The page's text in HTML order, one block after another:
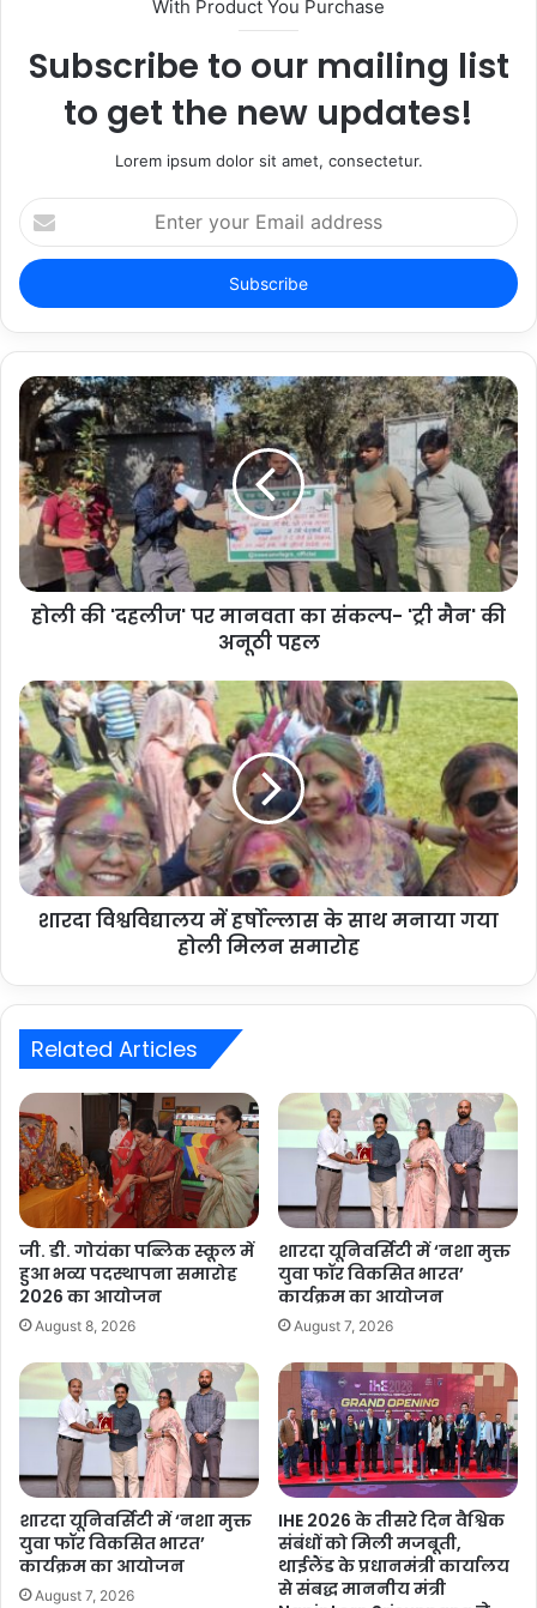
With Product You Purchase
Subscribe to our mailing list
to get the new updates!
Lorem ipsum dolor sit amet, consectetur.
Enter
your
Email
address
होली की 'दहलीज' पर मानवता का संकल्प- 'ट्री मैन' की
अनूठी पहल
शारदा विश्वविद्यालय में हर्षोल्लास के साथ मनाया गया
होली मिलन समारोह
Related Articles
जी. डी. गोयंका पब्लिक स्कूल में
हुआ भव्य पदस्थापना समारोह
2026 का आयोजन
August 8, 2026
शारदा यूनिवर्सिटी में ‘नशा मुक्त
युवा फॉर विकसित भारत’
कार्यक्रम का आयोजन
August 7, 2026
शारदा यूनिवर्सिटी में ‘नशा मुक्त
युवा फॉर विकसित भारत’
कार्यक्रम का आयोजन
August 7, 2026
IHE 2026 के तीसरे दिन वैश्विक
संबंधों को मिली मजबूती,
थाईलैंड के प्रधानमंत्री कार्यालय
से संबद्ध माननीय मंत्री